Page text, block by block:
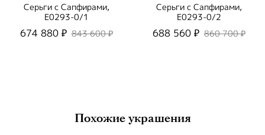
Серьги c Cапфирами,
E0293-0/1
674 880 ₽ 843 600 ₽
Серьги c Cапфирами,
E0293-0/2
688 560 ₽ 860 700 ₽
Похожие украшения